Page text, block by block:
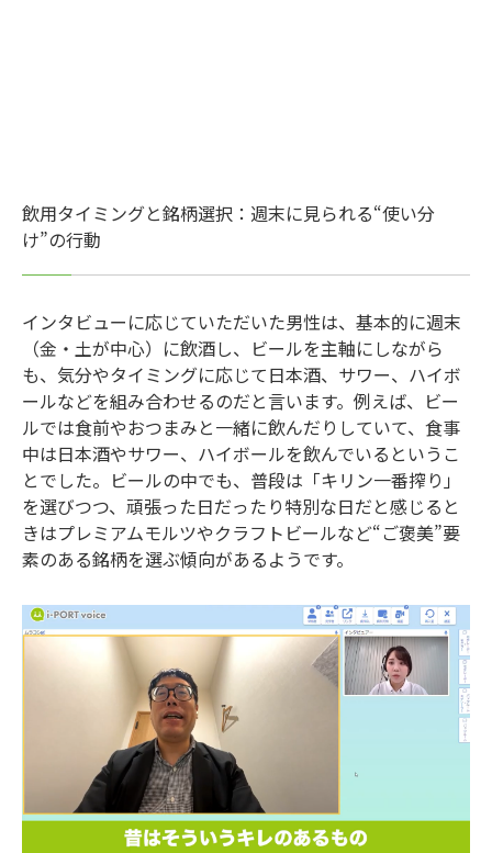
飲用タイミングと銘柄選択：週末に見られる“使い分
け”の行動
インタビューに応じていただいた男性は、基本的に週末
（金・土が中心）に飲酒し、ビールを主軸にしながら
も、気分やタイミングに応じて日本酒、サワー、ハイボ
ールなどを組み合わせるのだと言います。例えば、ビー
ルでは食前やおつまみと一緒に飲んだりしていて、食事
中は日本酒やサワー、ハイボールを飲んでいるというこ
とでした。ビールの中でも、普段は「キリン一番搾り」
を選びつつ、頑張った日だったり特別な日だと感じると
きはプレミアムモルツやクラフトビールなど“ご褒美”要
素のある銘柄を選ぶ傾向があるようです。